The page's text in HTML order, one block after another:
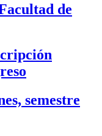
de
semestre